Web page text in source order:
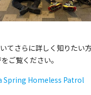
てさらに詳しく知りたい
ご覧ください。
Spring Homeless Patrol